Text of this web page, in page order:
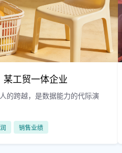
工贸一体企业
的跨越，是数据能力的代际演
销售业绩